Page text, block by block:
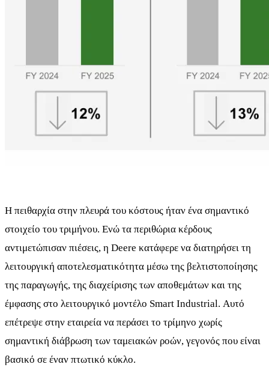
Η πειθαρχία στην πλευρά του κόστους ήταν ένα σημαντικό
στοιχείο του τριμήνου. Ενώ τα περιθώρια κέρδους
αντιμετώπισαν πιέσεις, η Deere κατάφερε να διατηρήσει τη
λειτουργική αποτελεσματικότητα μέσω της βελτιστοποίησης
της παραγωγής, της διαχείρισης των αποθεμάτων και της
έμφασης στο λειτουργικό μοντέλο Smart Industrial. Αυτό
επέτρεψε στην εταιρεία να περάσει το τρίμηνο χωρίς
σημαντική διάβρωση των ταμειακών ροών, γεγονός που είναι
βασικό σε έναν πτωτικό κύκλο.